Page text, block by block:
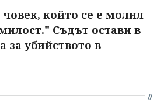
който се е молил
Съдът остави в
за убийството в